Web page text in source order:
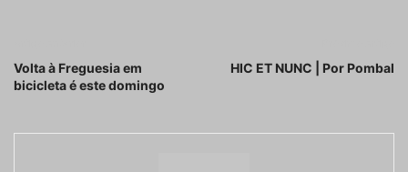
Volta à Freguesia em
bicicleta é este domingo
HIC ET NUNC | Por Pombal